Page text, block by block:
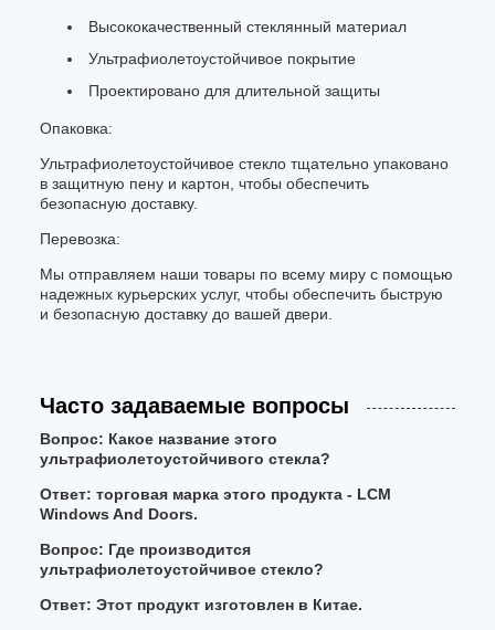
Высококачественный стеклянный материал
Ультрафиолетоустойчивое покрытие
Проектировано для длительной защиты
Опаковка:
Ультрафиолетоустойчивое стекло тщательно упаковано
в защитную пену и картон, чтобы обеспечить
безопасную доставку.
Перевозка:
Мы отправляем наши товары по всему миру с помощью
надежных курьерских услуг, чтобы обеспечить быструю
и безопасную доставку до вашей двери.
Часто задаваемые вопросы
Вопрос: Какое название этого
ультрафиолетоустойчивого стекла?
Ответ: торговая марка этого продукта - LCM
Windows And Doors.
Вопрос: Где производится
ультрафиолетоустойчивое стекло?
Ответ: Этот продукт изготовлен в Китае.